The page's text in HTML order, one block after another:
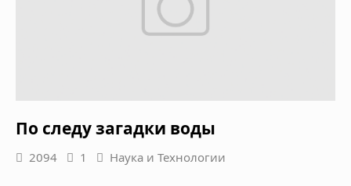
По следу загадки воды
2094 1 Наука и Технологии